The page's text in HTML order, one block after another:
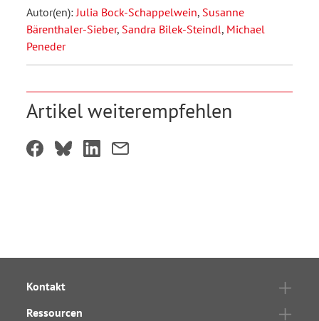
Autor(en):Julia Bock-Schappelwein, Susanne
Bärenthaler-Sieber, Sandra Bilek-Steindl, Michael
Peneder
Artikel weiterempfehlen
Kontakt
Ressourcen